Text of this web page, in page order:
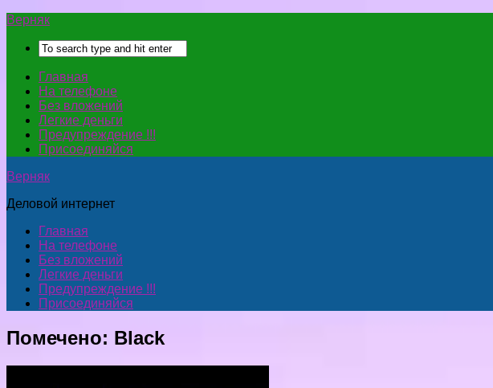
Верняк
Главная
На телефоне
Без вложений
Легкие деньги
Предупреждение !!!
Присоединяйся
Верняк
Деловой интернет
Главная
На телефоне
Без вложений
Легкие деньги
Предупреждение !!!
Присоединяйся
Помечено: Black